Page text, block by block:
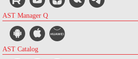
AST Manager Q
AST Catalog